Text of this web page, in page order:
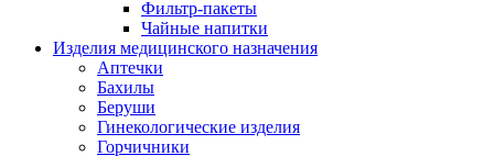
Фильтр-пакеты
Чайные напитки
Изделия медицинского назначения
Аптечки
Бахилы
Беруши
Гинекологические изделия
Горчичники